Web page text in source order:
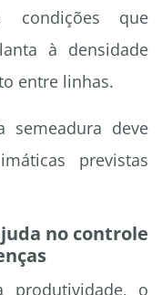
condições que
à densidade
entre linhas.
semeadura deve
previstas
no controle
produtividade, o